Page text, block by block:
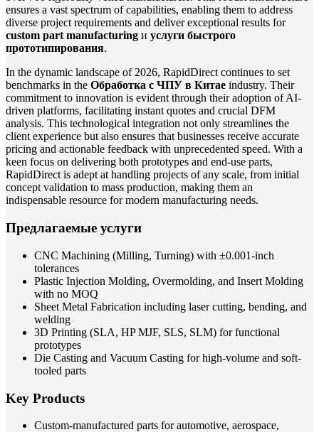
ensures a vast spectrum of capabilities, enabling them to address
diverse project requirements and deliver exceptional results for
custom part manufacturing и услуги быстрого
прототипирования.
In the dynamic landscape of 2026, RapidDirect continues to set
benchmarks in the Обработка с ЧПУ в Китае industry. Their
commitment to innovation is evident through their adoption of AI-
driven platforms, facilitating instant quotes and crucial DFM
analysis. This technological integration not only streamlines the
client experience but also ensures that businesses receive accurate
pricing and actionable feedback with unprecedented speed. With a
keen focus on delivering both prototypes and end-use parts,
RapidDirect is adept at handling projects of any scale, from initial
concept validation to mass production, making them an
indispensable resource for modern manufacturing needs.
Предлагаемые услуги
CNC Machining (Milling, Turning) with ±0.001-inch
tolerances
Plastic Injection Molding, Overmolding, and Insert Molding
with no MOQ
Sheet Metal Fabrication including laser cutting, bending, and
welding
3D Printing (SLA, HP MJF, SLS, SLM) for functional
prototypes
Die Casting and Vacuum Casting for high-volume and soft-
tooled parts
Key Products
Custom-manufactured parts for automotive, aerospace,